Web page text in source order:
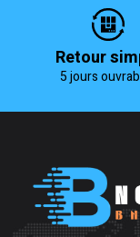
Retour
5 jours